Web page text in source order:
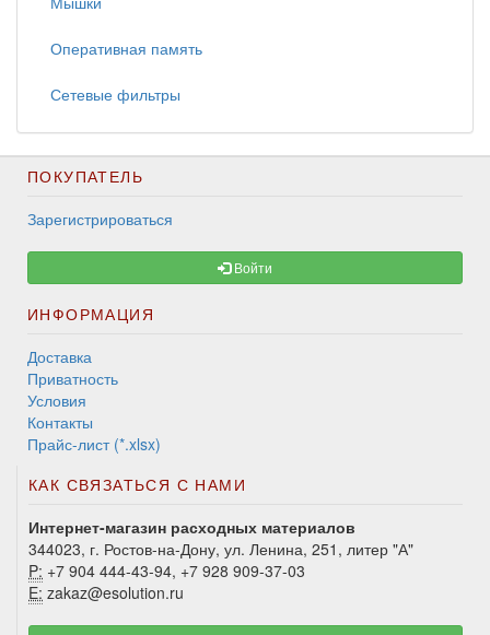
Оперативная память
Сетевые фильтры
ПОКУПАТЕЛЬ
Зарегистрироваться
Войти
ИНФОРМАЦИЯ
Доставка
Приватность
Условия
Контакты
Прайс-лист (*.xlsx)
КАК СВЯЗАТЬСЯ С НАМИ
Интернет-магазин расходных материалов
344023, г. Ростов-на-Дону, ул. Ленина, 251, литер "А"
P: +7 904 444-43-94, +7 928 909-37-03
E: zakaz@esolution.ru